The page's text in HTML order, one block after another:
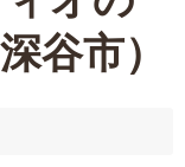
谷市）